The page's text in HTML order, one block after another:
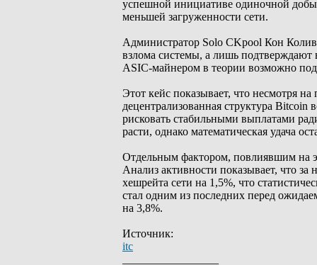
успешной инициативе одиночной
меньшей загруженности сети.
Администратор Solo CKpool Кон
взлома системы, а лишь
ASIC-майнером в теории возможно
Этот кейс показывает, что несмотря
децентрализованная структура
рисковать стабильными выплатами
расти, однако математическая удача
Отдельным фактором, повлиявшим на
Анализ активности показывает, что
хешрейта сети на 1,5%, что
стал одним из последних перед
на 3,8%.
Источник:
itc